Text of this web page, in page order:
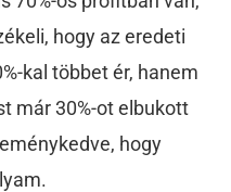
hogy az eredeti
kal többet ér, hanem
már 30%-ot elbukott
hogy